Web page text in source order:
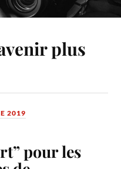
plus
2019
pour les